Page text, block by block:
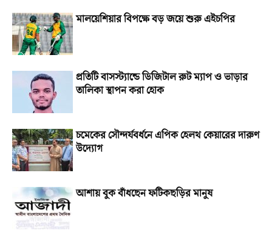
মালয়েশিয়ার বিপক্ষে বড় জয়ে শুরু এইচপির
প্রতিটি বাসস্ট্যান্ডে ডিজিটাল রুট ম্যাপ ও ভাড়ার
তালিকা স্থাপন করা হোক
চমেকের সৌন্দর্যবর্ধনে এপিক হেলথ কেয়ারের দারুণ
উদ্যোগ
আশায় বুক বাঁধছেন ফটিকছড়ির মানুষ